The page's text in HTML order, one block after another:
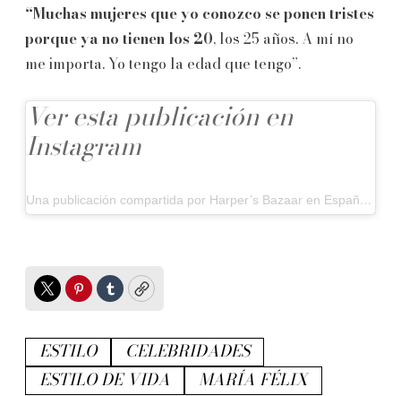
“Muchas mujeres que yo conozco se ponen tristes
porque ya no tienen los 20, los 25 años. A mí no
me importa. Yo tengo la edad que tengo”.
Ver esta publicación en
Instagram
Una publicación compartida por Harper’s Bazaar en Español (@harpersbazaarmx)
TwitterPinterest
TumblrCopy
ESTILO
CELEBRIDADES
ESTILO DE VIDA
MARÍA FÉLIX